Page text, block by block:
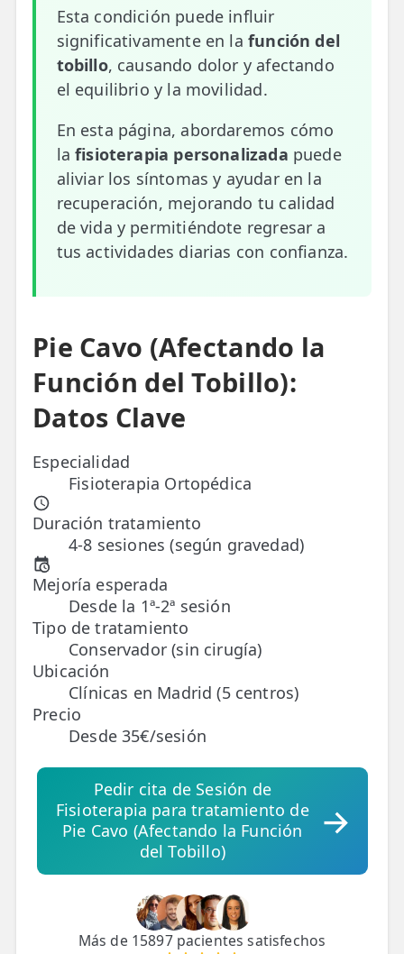
❤️ Ofertas
CONTACTO
☎️ 91 005 23 63
📧 Contacta
ESPECIALIDADES
🩻 Fisioterapia Traumatológica
😧 Fisioterapia ATM
💆 Masajes Madrid
🏅 Fisioterapia Deportiva
🧠 Fisioterapia Neurológica
🧍 Fisioterapia Vestibular
🫁 Fisioterapia Respiratoria
👶 Fisioterapia Pediátrica
TRATAMIENTOS
✅ Punción Seca
✅ Ondas de Choque
✅ EPTE - EPI
ESTÉTICA
✨ Fisioestética
✨ Radiofrecuencia INDIBA
✨ Drenaje Linfático Manual
✨ Presoterapia
✨ Cicatrices y Estrías
Esta condición puede influir
significativamente en la función del
tobillo, causando dolor y afectando
el equilibrio y la movilidad.
En esta página, abordaremos cómo
lafisioterapia personalizada puede
aliviar los síntomas y ayudar en la
recuperación, mejorando tu calidad
de vida y permitiéndote regresar a
tus actividades diarias con confianza.
Pie Cavo (Afectando la
Función del Tobillo):
Datos Clave
Especialidad
Fisioterapia Ortopédica
Duración tratamiento
4-8 sesiones (según gravedad)
Mejoría esperada
Desde la 1ª-2ª sesión
Tipo de tratamiento
Conservador (sin cirugía)
Ubicación
Clínicas en Madrid (5 centros)
Precio
Desde 35€/sesión
Pedir cita de Sesión de
Fisioterapia para tratamiento de
Pie Cavo (Afectando la Función
del Tobillo)
Más de 15897 pacientes satisfechos